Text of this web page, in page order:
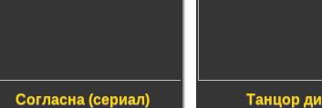
Согласна (сериал) Танцор